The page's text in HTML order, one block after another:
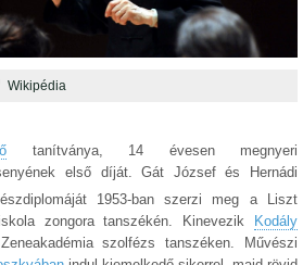
Wikipédia
tanítványa, 14 évesen megnyeri
első díját. Gát József és Hernádi
1953-ban szerzi meg a Liszt
zongora tanszékén. Kinevezik
Kodály
szolfézs tanszéken. Művészi